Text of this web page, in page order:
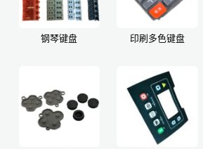
钢琴键盘 印刷多色键盘